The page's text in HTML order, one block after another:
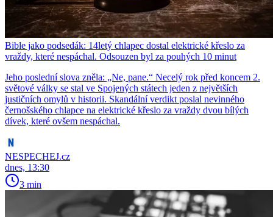
Bible jako podsedák: 14letý chlapec dostal elektrické křeslo za
vraždy, které nespáchal. Odsouzen byl za pouhých 10 minut
Jeho poslední slova zněla: „Ne, pane.“ Necelý rok před koncem 2.
světové války se stal ve Spojených státech jeden z největších
justičních omylů v historii. Skandální verdikt poslal nevinného
černošského chlapce na elektrické křeslo za vraždy dvou bílých
dívek, které ovšem nespáchal.
NESPECHEJ.cz
dnes, 13:30
3 min